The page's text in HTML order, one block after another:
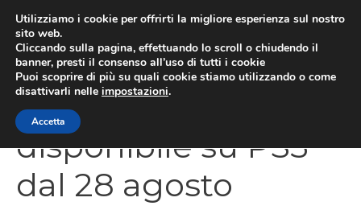
contenuto
God Of War Saga
disponibile su PS3
dal 28 agosto
Utilizziamo i cookie per offrirti la migliore esperienza sul nostro
sito web.
Cliccando sulla pagina, effettuando lo scroll o chiudendo il
banner, presti il consenso all’uso di tutti i cookie
Puoi scoprire di più su quali cookie stiamo utilizzando o come
disattivarli nelle impostazioni.
Accetta